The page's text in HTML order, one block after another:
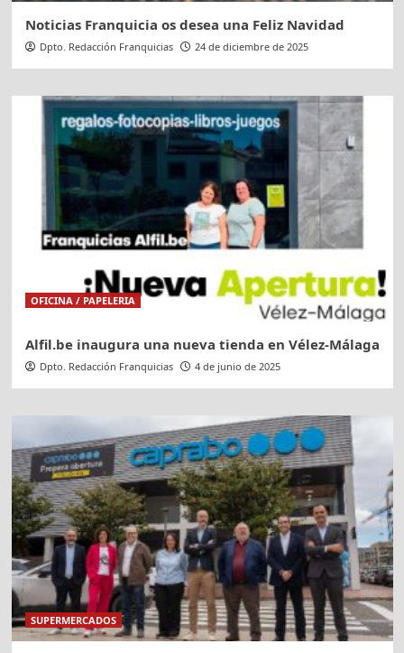
Noticias Franquicia os desea una Feliz Navidad
Dpto. Redacción Franquicias 24 de diciembre de 2025
OFICINA / PAPELERIA
Alfil.be inaugura una nueva tienda en Vélez-Málaga
Dpto. Redacción Franquicias 4 de junio de 2025
SUPERMERCADOS